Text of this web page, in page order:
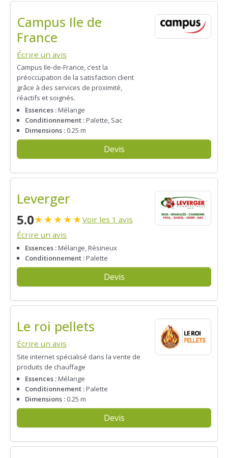
Campus Ile de
France
Écrire un avis
Campus Ile-de-France, c’est la
préoccupation de la satisfaction client
grâce à des services de proximité,
réactifs et soignés.
Essences :Mélange
Conditionnement :Palette, Sac
Dimensions : 0.25 m
Devis
Leverger
5.0★★★★★Voir les 1 avis
Écrire un avis
Essences :Mélange, Résineux
Conditionnement :Palette
Devis
Le roi pellets
Écrire un avis
Site internet spécialisé dans la vente de
produits de chauffage
Essences :Mélange
Conditionnement :Palette
Dimensions : 0.25 m
Devis